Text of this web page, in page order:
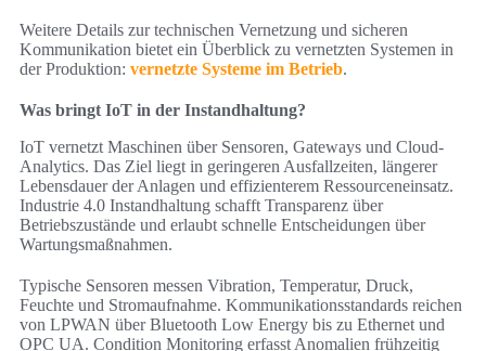
Weitere Details zur technischen Vernetzung und sicheren
Kommunikation bietet ein Überblick zu vernetzten Systemen in
der Produktion: vernetzte Systeme im Betrieb.
Was bringt IoT in der Instandhaltung?
IoT vernetzt Maschinen über Sensoren, Gateways und Cloud-
Analytics. Das Ziel liegt in geringeren Ausfallzeiten, längerer
Lebensdauer der Anlagen und effizienterem Ressourceneinsatz.
Industrie 4.0 Instandhaltung schafft Transparenz über
Betriebszustände und erlaubt schnelle Entscheidungen über
Wartungsmaßnahmen.
Typische Sensoren messen Vibration, Temperatur, Druck,
Feuchte und Stromaufnahme. Kommunikationsstandards reichen
von LPWAN über Bluetooth Low Energy bis zu Ethernet und
OPC UA. Condition Monitoring erfasst Anomalien frühzeitig